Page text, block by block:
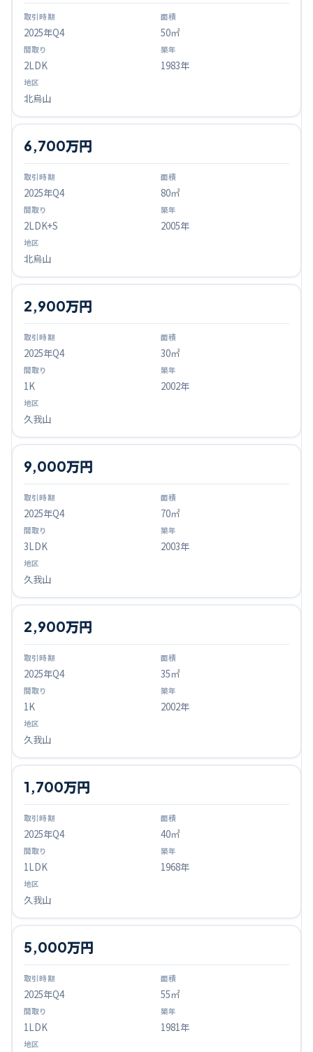
2025年Q4 50㎡
2LDK 1983年
北烏山
2025年Q4
6,700万円
80㎡
2LDK+S 2005年
北烏山
2025年Q4
2,900万円
30㎡
1K 2002年
久我山
2025年Q4
9,000万円
70㎡
3LDK 2003年
久我山
2025年Q4
2,900万円
35㎡
1K 2002年
久我山
2025年Q4
1,700万円
40㎡
1LDK 1968年
久我山
2025年Q4
5,000万円
55㎡
1LDK 1981年